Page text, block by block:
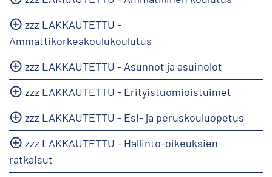
zzz LAKKAUTETTU -
Ammattikorkeakoulukoulutus
zzz LAKKAUTETTU - Asunnot ja asuinolot
zzz LAKKAUTETTU - Erityistuomioistuimet
zzz LAKKAUTETTU - Esi- ja peruskouluopetus
zzz LAKKAUTETTU - Hallinto-oikeuksien
ratkaisut